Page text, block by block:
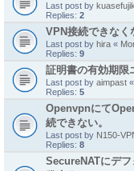
Last post by
Replies: 2
VPN接続できなく
Last post by hira «
Replies: 9
証明書の有効期限
Last post by aimpast «
Replies: 5
Openvpnにて
続できない。
Last post by N150-
Replies: 8
SecureNATにデ